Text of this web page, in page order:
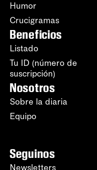
Humor
Crucigramas
Beneficios
Listado
Tu ID (número de
suscripción)
Nosotros
Sobre la diaria
Equipo
Seguinos
Newsletters